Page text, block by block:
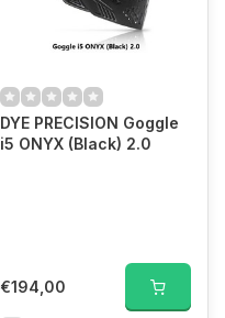
DYE PRECISION Goggle
i5 ONYX (Black) 2.0
€194,00